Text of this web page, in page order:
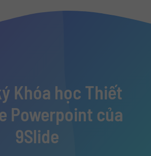
Khóa học Thiết
Powerpoint của
9Slide